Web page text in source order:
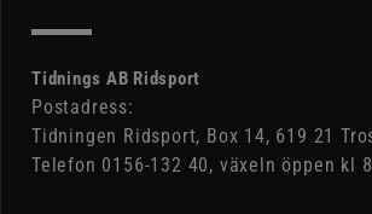
Tidnings AB Ridsport
Postadress:
Tidningen Ridsport, Box 14, 619 21
Telefon 0156-132 40, växeln öppen kl